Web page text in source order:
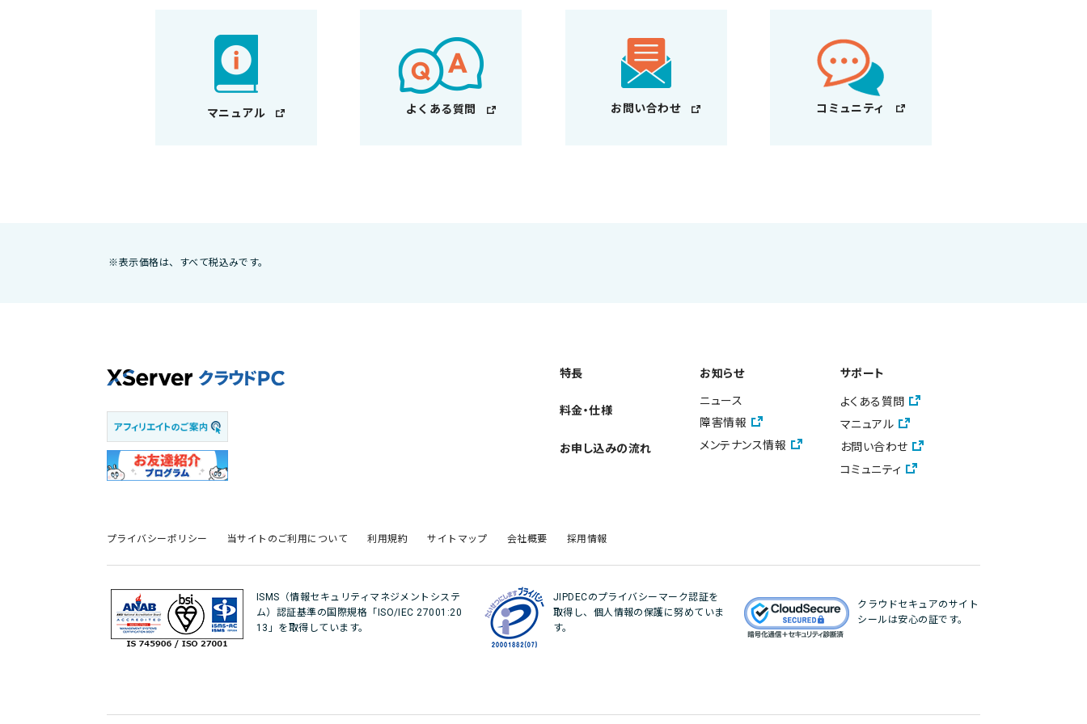
マニュアル よくある質問 お問い合わせ コミュニティ
※表示価格は、すべて税込みです。
特長
料金・仕様
お申し込みの流れ
お知らせ
ニュース
障害情報
メンテナンス情報
サポート
よくある質問
マニュアル
お問い合わせ
コミュニティ
プライバシーポリシー 当サイトのご利用について 利用規約 サイトマップ 会社概要 採用情報
ISMS（情報セキュリティマネジメントシステ
ム）認証基準の国際規格「ISO/IEC 27001:20
13」を取得しています。
JIPDECのプライバシーマーク認証を
取得し、個人情報の保護に努めていま
す。
クラウドセキュアのサイト
シールは安心の証です。